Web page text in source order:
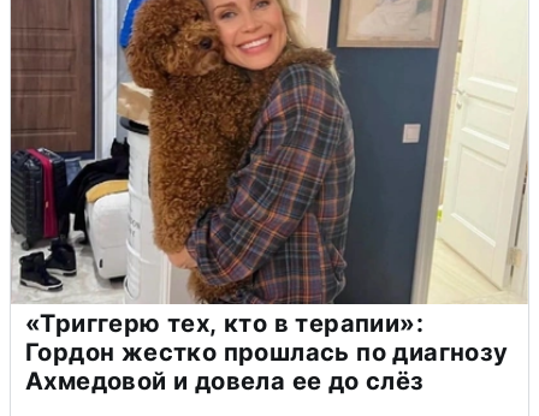
«Триггерю тех, кто в терапии»:
Гордон жестко прошлась по диагнозу
Ахмедовой и довела ее до слёз